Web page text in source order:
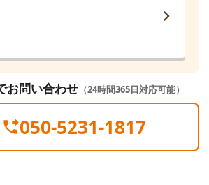
お問い合わせ（24時間365日対応可能）
050-5231-1817